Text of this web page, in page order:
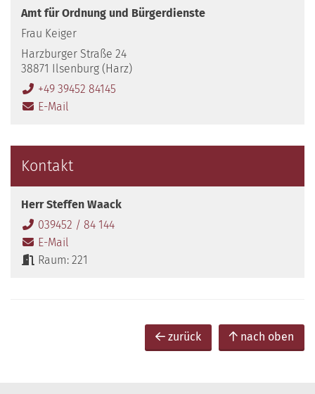
Amt für Ordnung und Bürgerdienste
Frau Keiger
Harzburger Straße 24
38871 Ilsenburg (Harz)
+49 39452 84145
E-Mail
Kontakt
Herr Steffen Waack
039452 / 84 144
E-Mail
Raum: 221
zurück nach oben